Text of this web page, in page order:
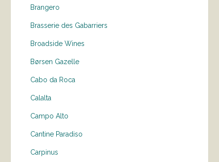
Brangero
Brasserie des Gabarriers
Broadside Wines
Børsen Gazelle
Cabo da Roca
Calalta
Campo Alto
Cantine Paradiso
Carpinus